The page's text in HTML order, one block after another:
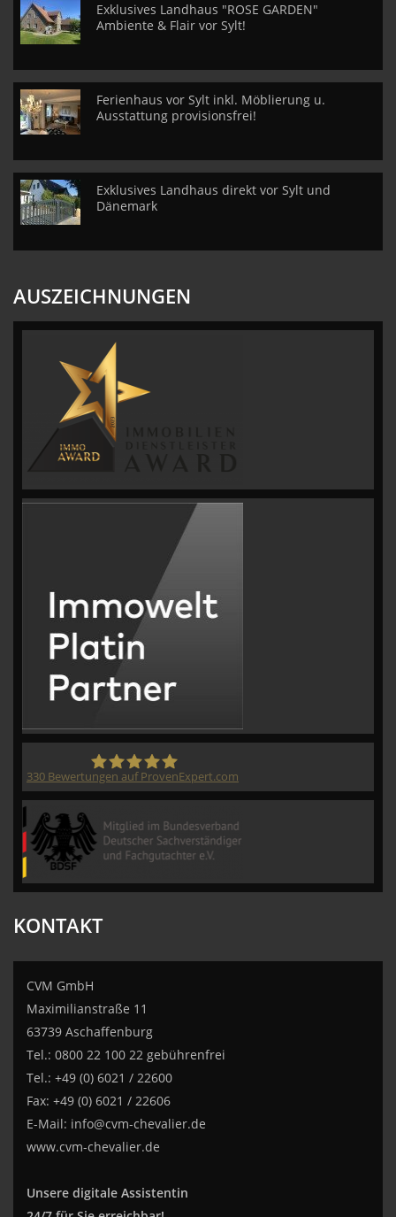
Exklusives Landhaus "ROSE GARDEN"
Ambiente & Flair vor Sylt!
Ferienhaus vor Sylt inkl. Möblierung u.
Ausstattung provisionsfrei!
Exklusives Landhaus direkt vor Sylt und
Dänemark
AUSZEICHNUNGEN
330 Bewertungen auf ProvenExpert.com
KONTAKT
CVM GmbH
Maximilianstraße 11
63739 Aschaffenburg
Tel.: 0800 22 100 22 gebührenfrei
Tel.: +49 (0) 6021 / 22600
Fax: +49 (0) 6021 / 22606
E-Mail: info@cvm-chevalier.de
www.cvm-chevalier.de
Unsere digitale Assistentin